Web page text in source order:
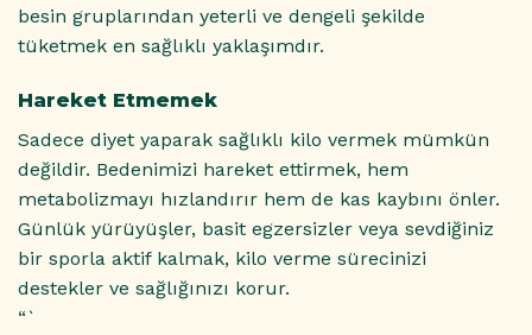
besin gruplarından yeterli ve dengeli şekilde
tüketmek en sağlıklı yaklaşımdır.
Hareket Etmemek
Sadece diyet yaparak sağlıklı kilo vermek mümkün
değildir. Bedenimizi hareket ettirmek, hem
metabolizmayı hızlandırır hem de kas kaybını önler.
Günlük yürüyüşler, basit egzersizler veya sevdiğiniz
bir sporla aktif kalmak, kilo verme sürecinizi
destekler ve sağlığınızı korur.
“`